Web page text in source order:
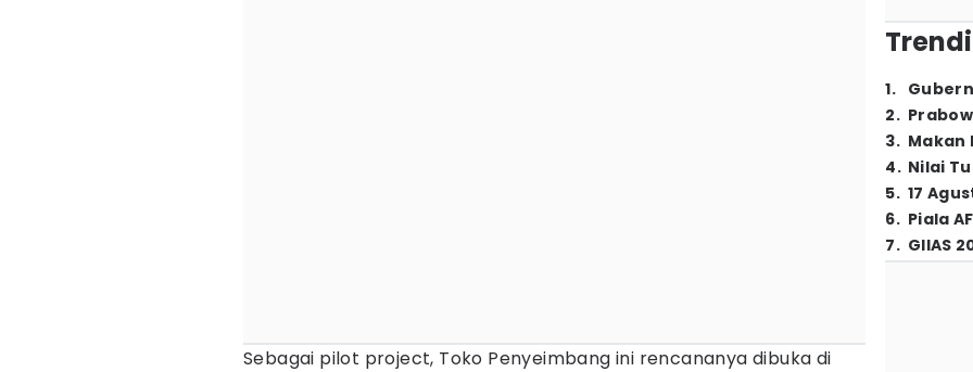
Sebagai pilot project, Toko Penyeimbang ini rencananya dibuka di
1.
2.
3. Makan
4. Nilai
5. 17
6. Piala
7. GIIAS